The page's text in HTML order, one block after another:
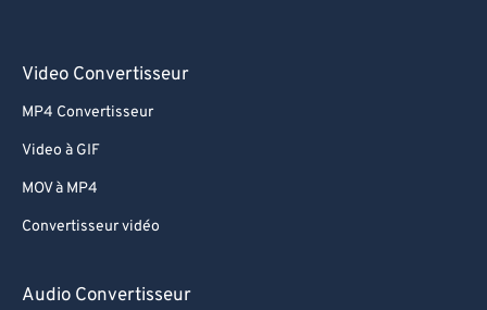
Video Convertisseur
MP4 Convertisseur
Video à GIF
MOV à MP4
Convertisseur vidéo
Audio Convertisseur